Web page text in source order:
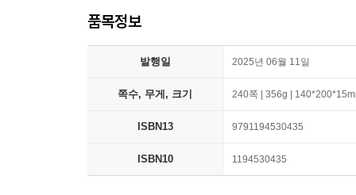
품목정보
발행일 2025년 06월 11일
쪽수, 무게, 크기 240쪽 | 356g |
ISBN13 9791194530435
ISBN10 1194530435